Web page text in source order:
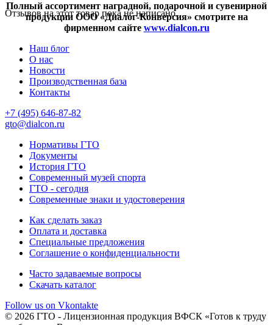
Отзывов на этот товар пока не написано.
Полный ассортимент наградной, подарочной и сувенирной
продукции ООО «Диалог-Конверсия» смотрите на
фирменном сайте www.dialcon.ru
Наш блог
О нас
Новости
Производственная база
Контакты
+7 (495) 646-87-82
gto@dialcon.ru
Нормативы ГТО
Документы
История ГТО
Современный музей спорта
ГТО - сегодня
Современные знаки и удостоверения
Как сделать заказ
Оплата и доставка
Специальные предложения
Соглашение о конфиденциальности
Часто задаваемые вопросы
Скачать каталог
Follow us on Vkontakte
© 2026 ГТО - Лицензионная продукция ВФСК «Готов к труду